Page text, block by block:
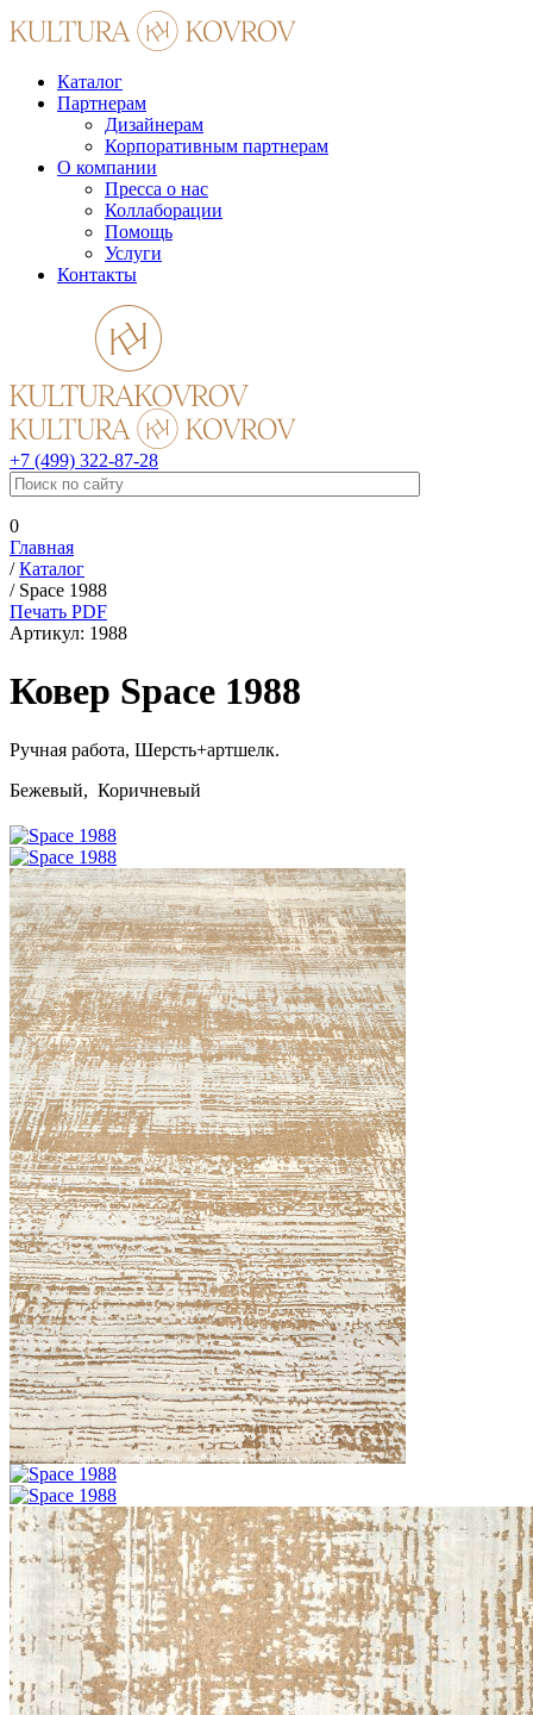
Каталог
Партнерам
Дизайнерам
Корпоративным партнерам
О компании
Пресса о нас
Коллаборации
Помощь
Услуги
Контакты
+7 (499) 322-87-28
0
Главная
/Каталог
/ Space 1988
Печать PDF
Артикул: 1988
Ковер Space 1988
Ручная работа, Шерсть+артшелк.
Бежевый, Коричневый